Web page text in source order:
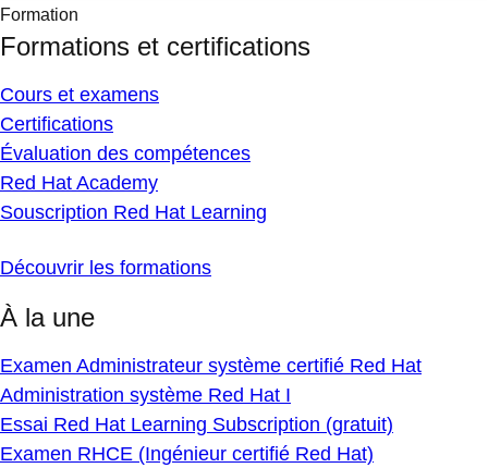
Formation
Formations et certifications
Cours et examens
Certifications
Évaluation des compétences
Red Hat Academy
Souscription Red Hat Learning
Découvrir les formations
À la une
Examen Administrateur système certifié Red Hat
Administration système Red Hat I
Essai Red Hat Learning Subscription (gratuit)
Examen RHCE (Ingénieur certifié Red Hat)